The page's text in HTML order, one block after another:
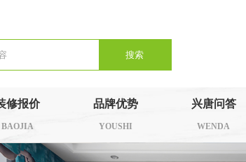
搜索
修报价
BAOJIA
品牌优势
YOUSHI
兴唐问答
WENDA